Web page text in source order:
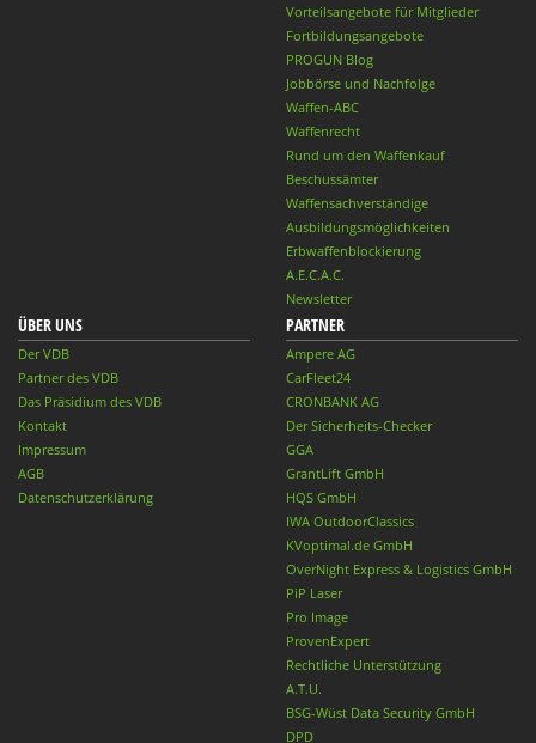
Vorteilsangebote für Mitglieder
Fortbildungsangebote
PROGUN Blog
Jobbörse und Nachfolge
Waffen-ABC
Waffenrecht
Rund um den Waffenkauf
Beschussämter
Waffensachverständige
Ausbildungsmöglichkeiten
Erbwaffenblockierung
A.E.C.A.C.
Newsletter
ÜBER UNS
Der VDB
Partner des VDB
Das Präsidium des VDB
Kontakt
Impressum
AGB
Datenschutzerklärung
PARTNER
Ampere AG
CarFleet24
CRONBANK AG
Der Sicherheits-Checker
GGA
GrantLift GmbH
HQS GmbH
IWA OutdoorClassics
KVoptimal.de GmbH
OverNight Express & Logistics GmbH
PiP Laser
Pro Image
ProvenExpert
Rechtliche Unterstützung
A.T.U.
BSG-Wüst Data Security GmbH
DPD